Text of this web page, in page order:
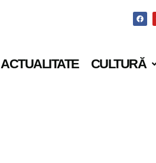
ACTUALITATE CULTURĂ